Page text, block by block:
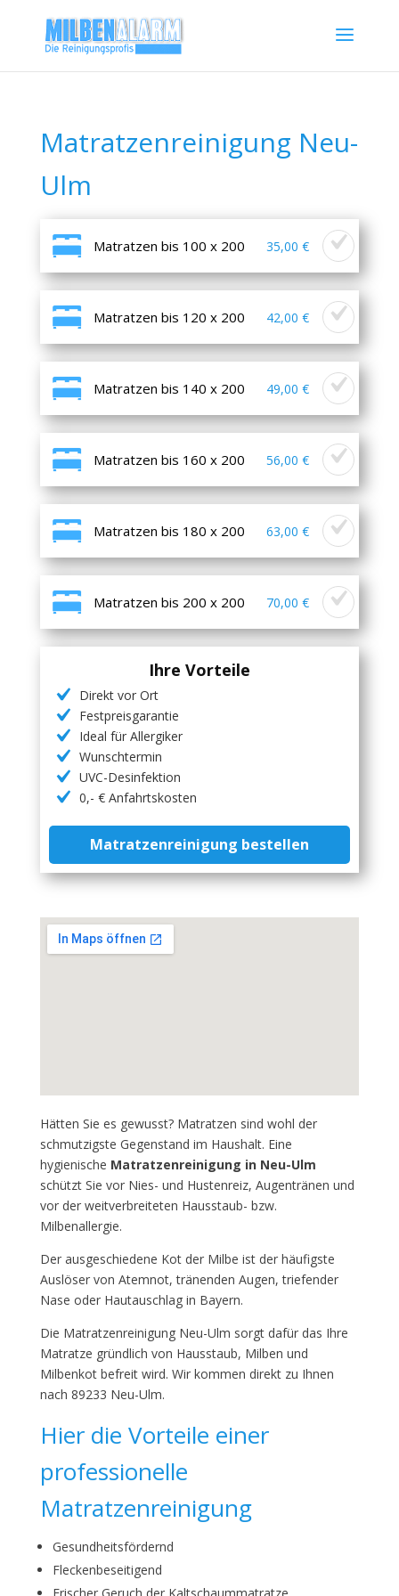
Matratzenreinigung Neu-
Ulm
Matratzen bis 100 x 200 35,00 €
Matratzen bis 120 x 200 42,00 €
Matratzen bis 140 x 200 49,00 €
Matratzen bis 160 x 200 56,00 €
Matratzen bis 180 x 200 63,00 €
Matratzen bis 200 x 200 70,00 €
Ihre Vorteile
Direkt vor Ort
Festpreisgarantie
Ideal für Allergiker
Wunschtermin
UVC-Desinfektion
0,- € Anfahrtskosten
Matratzenreinigung bestellen
Hätten Sie es gewusst? Matratzen sind wohl der
schmutzigste Gegenstand im Haushalt. Eine
hygienische Matratzenreinigung in Neu-Ulm
schützt Sie vor Nies- und Hustenreiz, Augentränen und
vor der weitverbreiteten Hausstaub- bzw.
Milbenallergie.
Der ausgeschiedene Kot der Milbe ist der häufigste
Auslöser von Atemnot, tränenden Augen, triefender
Nase oder Hautauschlag in Bayern.
Die Matratzenreinigung Neu-Ulm sorgt dafür das Ihre
Matratze gründlich von Hausstaub, Milben und
Milbenkot befreit wird. Wir kommen direkt zu Ihnen
nach 89233 Neu-Ulm.
Hier die Vorteile einer
professionelle
Matratzenreinigung
Gesundheitsfördernd
Fleckenbeseitigend